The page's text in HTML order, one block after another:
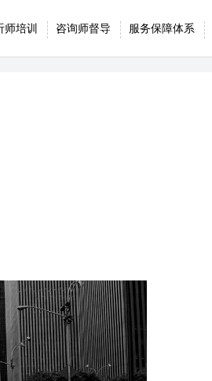
师培训 咨询师督导 服务保障体系